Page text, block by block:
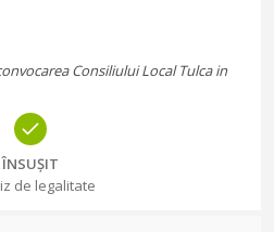
Consiliului Local Tulca in
ÎNSUȘIT
de legalitate